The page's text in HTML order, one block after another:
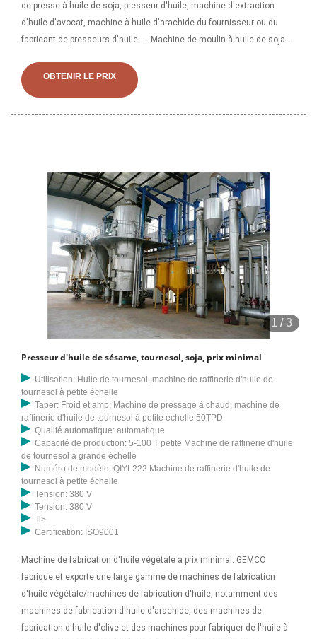
de presse à huile de soja, presseur d'huile, machine d'extraction
d'huile d'avocat, machine à huile d'arachide du fournisseur ou du
fabricant de presseurs d'huile. -.. Machine de moulin à huile de soja
presse les graines oléagineuses à travers une cavité en forme de
baril en cage. nous avons suffisamment d'expérience et
OBTENIR LE PRIX
1 /3
Presseur d'huile de sésame, tournesol, soja, prix minimal
Utilisation: Huile de tournesol, machine de raffinerie d'huile de
tournesol à petite échelle
Taper: Froid et amp; Machine de pressage à chaud, machine de
raffinerie d'huile de tournesol à petite échelle 50TPD
Qualité automatique: automatique
Capacité de production: 5-100 T petite Machine de raffinerie d'huile
de tournesol à grande échelle
Numéro de modèle: QIYI-222 Machine de raffinerie d'huile de
tournesol à petite échelle
Tension: 380 V
Tension: 380 V
li>
Certification: ISO9001
Machine de fabrication d'huile végétale à prix minimal. GEMCO
fabrique et exporte une large gamme de machines de fabrication
d'huile végétale/machines de fabrication d'huile, notamment des
machines de fabrication d'huile d'arachide, des machines de
fabrication d'huile d'olive et des machines pour fabriquer de l'huile à